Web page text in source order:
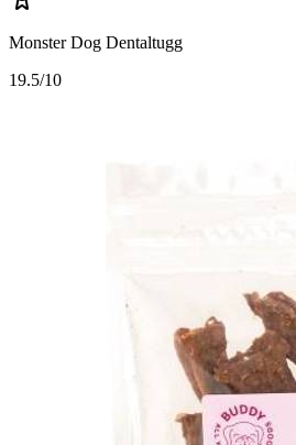
Monster Dog Dentaltugg
19.5/10